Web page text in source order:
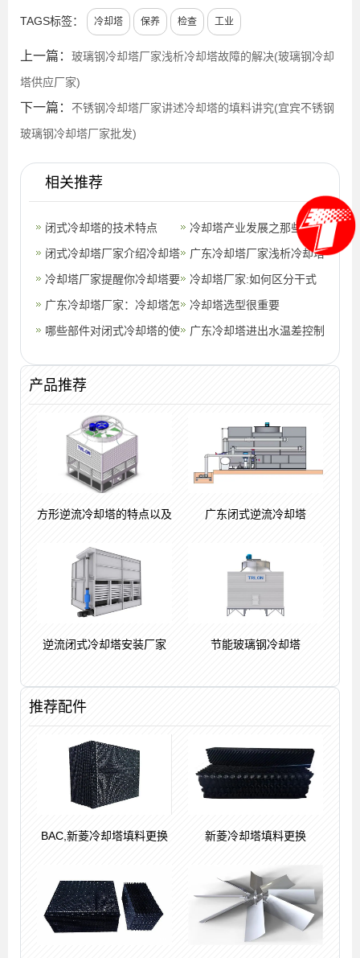
TAGS标签： 冷却塔 保养 检查 工业
上一篇： 玻璃钢冷却塔厂家浅析冷却塔故障的解决(玻璃钢冷却
塔供应厂家)
下一篇： 不锈钢冷却塔厂家讲述冷却塔的填料讲究(宜宾不锈钢
玻璃钢冷却塔厂家批发)
相关推荐
闭式冷却塔的技术特点
冷却塔产业发展之那些年那
些事儿
闭式冷却塔厂家介绍冷却塔
的补水量应该是多少？(闭
式冷却塔补
广东冷却塔厂家浅析冷却塔
的布风影响散热?(辽宁工业
高温型
冷却塔厂家提醒你冷却塔要
定期做好以下几项维护保养
工作
冷却塔厂家:如何区分干式
冷却塔和湿式冷却塔?(工业
冷却塔与
广东冷却塔厂家：冷却塔怎
样型号选择(滁州专业冷却
冷却塔选型很重要
哪些部件对闭式冷却塔的使
声大小)
广东冷却塔进出水温差控制
产品推荐
方形逆流冷却塔的特点以及 广东闭式逆流冷却塔
逆流闭式冷却塔安装厂家 节能玻璃钢冷却塔
推荐配件
BAC,新菱冷却塔填料更换 新菱冷却塔填料更换